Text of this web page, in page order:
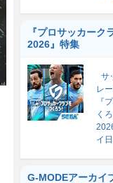
『プロサッカーク
2026』特集
サ
レ
『
く
イ
G-MODEアーカイ